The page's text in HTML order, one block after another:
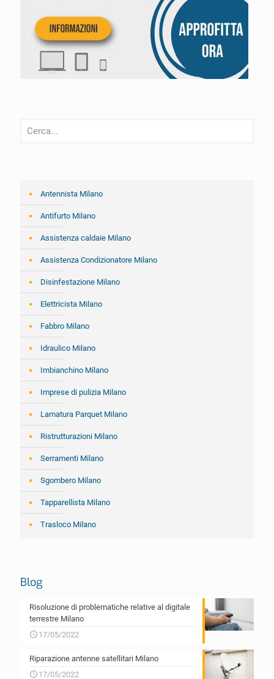
Antennista Milano
Antifurto Milano
Assistenza caldaie Milano
Assistenza Condizionatore Milano
Disinfestazione Milano
Elettricista Milano
Fabbro Milano
Idraulico Milano
Imbianchino Milano
Imprese di pulizia Milano
Lamatura Parquet Milano
Ristrutturazioni Milano
Serramenti Milano
Sgombero Milano
Tapparellista Milano
Trasloco Milano
Blog
Risoluzione di problematiche relative al digitale
terrestre Milano
17/05/2022
Riparazione antenne satellitari Milano
17/05/2022